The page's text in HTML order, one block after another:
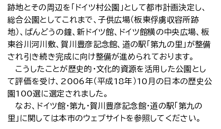
跡地とその周辺を「ドイツ村公園」として都市計画決定し、
総合公園としてこれまで、子供広場（板東俘虜収容所跡
地）、ばんどうの鐘、新ドイツ館、ドイツ館横の中央広場、板
東谷川河川敷、賀川豊彦記念館、道の駅「第九の里」が整備
され引き続き完成に向け整備が進められております。
こうしたことが歴史的・文化的資源を活用した公園とし
て評価を受け、2006年（平成18年）10月の日本の歴史公
園100選に選定されました。
なお、ドイツ館・第九・賀川豊彦記念館・道の駅「第九の
里」に関しては本市のウェブサイトを参照してください。